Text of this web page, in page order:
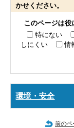
かせください。
このページは役
特にない
しにくい
情
環境・安全
前のペ